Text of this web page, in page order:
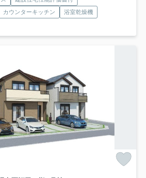
カウンターキッチン
浴室乾燥機